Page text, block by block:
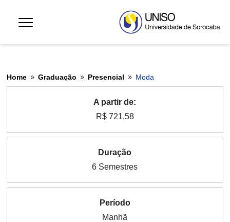
Home 9 Graduação 9 Presencial 9 Moda
A partir de:
R$ 721,58
Duração
6 Semestres
Período
Manhã